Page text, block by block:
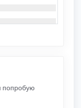
которых будут
127.0.0.10';//
попробую